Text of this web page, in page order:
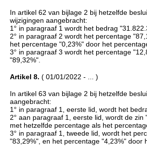
In artikel 62 van bijlage 2 bij hetzelfde
wijzigingen aangebracht:
1° in paragraaf 1 wordt het bedrag
2° in paragraaf 2 wordt het percentage
het percentage "0,23%" door het
3° in paragraaf 3 wordt het percentage
"89,32%".
Artikel 8. ( 01/01/2022 - ... )
In artikel 63 van bijlage 2 bij hetzelfde
aangebracht:
1° in paragraaf 1, eerste lid, wordt het
2° aan paragraaf 1, eerste lid, wordt de
met hetzelfde percentage als het
3° in paragraaf 1, tweede lid, wordt het
"83,29%", en het percentage "4,23%" door